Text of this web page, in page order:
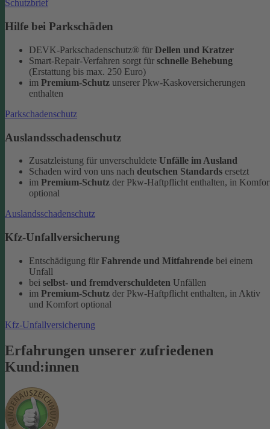
Schutzbrief
Hilfe bei Parkschäden
DEVK-Parkschadenschutz® für Dellen und Kratzer
Smart-Repair-Verfahren sorgt für schnelle Behebung
(Erstattung bis max. 250 Euro)
im Premium-Schutz unserer Pkw-Kaskoversicherungen
enthalten
Parkschadenschutz
Auslandsschadenschutz
Zusatzleistung für unverschuldete Unfälle im Ausland
Schaden wird von uns nach deutschen Standards ersetzt
im Premium-Schutz der Pkw-Haftpflicht enthalten, in
optional
Auslandsschadenschutz
Kfz-Unfallversicherung
Entschädigung für Fahrende und Mitfahrende bei einem
Unfall
bei selbst- und fremdverschuldeten Unfällen
im Premium-Schutz der Pkw-Haftpflicht enthalten, in Aktiv
und Komfort optional
Kfz-Unfallversicherung
Erfahrungen unserer zufriedenen
Kund:innen